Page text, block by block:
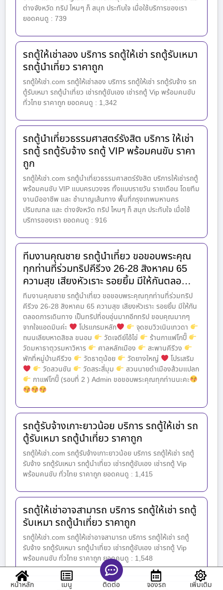
ต่างจังหวัด ทริป ไหนๆ ก็ สนุก ประทับใจ เมื่อใช้บริการของเรา
ยอดคนดู : 739
รถตู้ให้เช่าลอง บริการ รถตู้ให้เช่า รถตู้รับเหมา
รถตู้นำเที่ยว ราคาถูก
รถตู้ให้เช่า.com รถตู้ให้เช่าลอง บริการ รถตู้ให้เช่า รถตู้รับจ้าง รถ
ตู้รับเหมา รถตู้นำเที่ยว เช่ารถตู้ขับเอง เช่ารถตู้ Vip พร้อมคนขับ
ทั่วไทย ราคาถูก ยอดคนดู : 1,342
รถตู้นำเที่ยวธรรมศาสตร์รังสิต บริการ ให้เช่า
รถตู้ รถตู้รับจ้าง รถตู้ VIP พร้อมคนขับ ราคา
ถูก
รถตู้ให้เช่า.com รถตู้นำเที่ยวธรรมศาสตร์รังสิต บริการให้เช่ารถตู้
พร้อมคนขับ VIP แบบครบวงจร ทั้งแบบรายวัน รายเดือน โดยทีม
งานมืออาชีพ และ ชำนาญเส้นทาง พื้นที่กรุงเทพมหานคร
ปริมณฑล และ ต่างจังหวัด ทริป ไหนๆ ก็ สนุก ประทับใจ เมื่อใช้
บริการของเรา ยอดคนดู : 916
ทีมงานคุณชาย รถตู้นำเที่ยว ขอขอบพระคุณ
ทุกท่านที่ร่วมทริปคีรีวง 26-28 สิงหาคม 65
ความสุข เสียงหัวเราะ รอยยิ้ม มีให้กันตลอ…
ทีมงานคุณชาย รถตู้นำเที่ยว ขอขอบพระคุณทุกท่านที่ร่วมทริป
คีรีวง 26-28 สิงหาคม 65 ความสุข เสียงหัวเราะ รอยยิ้ม มีให้กัน
ตลอดการเดินทาง เป็นทริปที่อบอุ่นมากอีกทริป ขอบคุณมากๆ
จากใจแอดมินค่ะ
โปรแกรมหลัก
จุดชมวิวเนินเทวดา
ถนนเลียบหาดสิชล ขนอม
วัดเจดีย์ไอ้ไข่
ร้านกาแฟโกปี๊
วัดมหาธาตุวรมหาวิหาร
ศาลหลักเมือง
สะพานคีรีวง
พักที่หมู่บ้านคีรีวง
วัดธาตุน้อย วัดยางใหญ่
โปรเสริม
วัดสวนขัน
วัดสระสี่มุม
สวนนายดำเมืองส้วมแปลก
กาแฟโกปี๊ (รอบที่ 2 ) Admin ขอขอบพระคุณทุกท่านนะคะ
รถตู้รับจ้างเกาะยาวน้อย บริการ รถตู้ให้เช่า รถ
ตู้รับเหมา รถตู้นำเที่ยว ราคาถูก
รถตู้ให้เช่า.com รถตู้รับจ้างเกาะยาวน้อย บริการ รถตู้ให้เช่า รถตู้
รับจ้าง รถตู้รับเหมา รถตู้นำเที่ยว เช่ารถตู้ขับเอง เช่ารถตู้ Vip
พร้อมคนขับ ทั่วไทย ราคาถูก ยอดคนดู : 1,415
รถตู้ให้เช่าอาจสามารถ บริการ รถตู้ให้เช่า รถตู้
รับเหมา รถตู้นำเที่ยว ราคาถูก
รถตู้ให้เช่า.com รถตู้ให้เช่าอาจสามารถ บริการ รถตู้ให้เช่า รถตู้
รับจ้าง รถตู้รับเหมา รถตู้นำเที่ยว เช่ารถตู้ขับเอง เช่ารถตู้ Vip
พร้อมคนขับ ทั่วไทย ราคาถูก ยอดคนดู : 1,548
หน้าหลัก เมนู ติดต่อ จองรถ เพิ่มเติม